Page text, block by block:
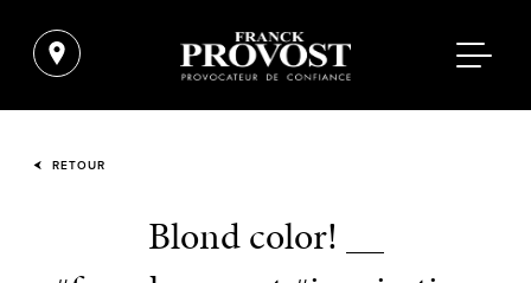
RETOUR
Blond color! __